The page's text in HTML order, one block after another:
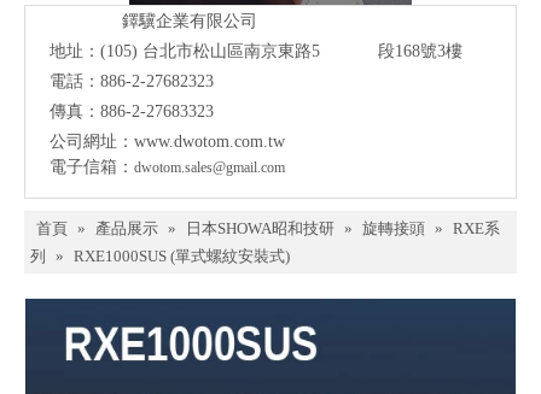
鐸驥企業有限公司
地址：(105) 台北市松山區南京東路5 段168號3樓
電話：886-2-27682323
傳真：886-2-27683323
公司網址： www.dwotom.com.tw
電子信箱： dwotom.sales@gmail.com
首頁 » 產品展示 » 日本SHOWA昭和技研 » 旋轉接頭 » RXE系
列
» RXE1000SUS (單式螺紋安裝式)